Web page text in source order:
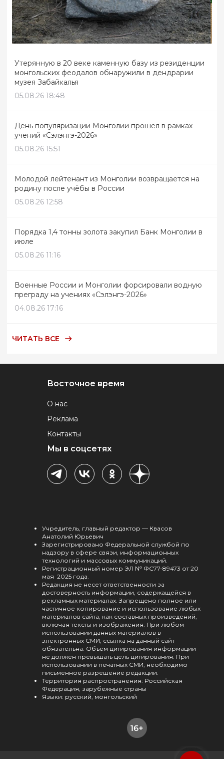
Утерянную в 20 веке каменную базу из резиденции
монгольских феодалов обнаружили в дендрарии
музея Забайкалья
05.08.26 18:48
День популяризации Монголии прошел в рамках
учений «Сэлэнгэ-2026»
05.08.26 15:51
Молодой лейтенант из Монголии возвращается на
родину после учёбы в России
05.08.26 12:58
Порядка 1,4 тонны золота закупил Банк Монголии в
июле
05.08.26 11:16
Военные России и Монголии форсировали водную
преграду на учениях «Сэлэнгэ-2026»
04.08.26 17:16
ЧИТАТЬ ВСЕ
Восточное время
О нас
Реклама
Контакты
Мы в соцсетях
Учредитель, главный редактор — Квасов
Анатолий Юрьевич
Зарегистрировано Федеральной службой по
надзору в сфере связи, информационных
технологий и массовых коммуникаций.
Регистрационный номер ЭЛ № ФС77-89473 от 20
мая 2025 года.
Редакция не несет ответственности за
достоверность информации, содержащейся в
рекламных материалах. Запрещено полное или
частичное копирование и использование любых
материалов сайта, как составных произведений,
включая тексты и изображения. При любом
использовании данных материалов в
электронных СМИ, ссылка на данный сайт
обязательна. Объем цитирования информации
не должен превышать цель цитирования. При
использовании в печатных СМИ, необходимо
письменное разрешение редакции.
Территория распространения: Российская
Федерация, зарубежные страны
Языки: русский, монгольский